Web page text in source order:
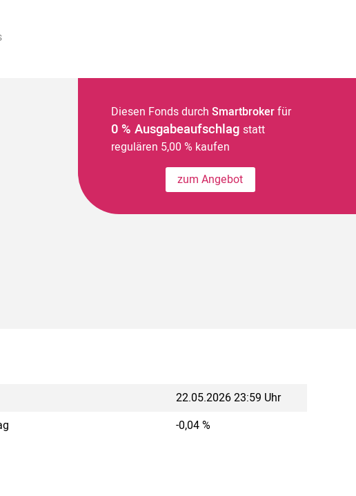
Diesen Fonds durch Smartbrokerfür
0 % Ausgabeaufschlag statt
regulären 5,00 % kaufen
zum Angebot
22.05.2026 23:59 Uhr
-0,04 %